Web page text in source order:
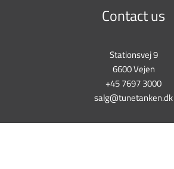
Contact us
Stationsvej 9
6600 Vejen
+45 7697 3000
salg@tunetanken.dk